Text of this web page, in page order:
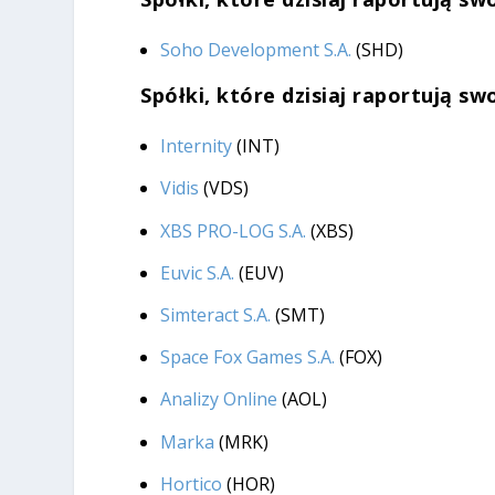
Soho Development S.A. (SHD)
Spółki, które dzisiaj raportują
Internity(INT)
Vidis (VDS)
XBS PRO-LOG S.A. (XBS)
Euvic S.A. (EUV)
Simteract S.A. (SMT)
Space Fox Games S.A. (FOX)
Analizy Online (AOL)
Marka (MRK)
Hortico (HOR)